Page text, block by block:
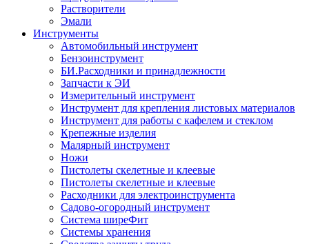
Растворители
Эмали
Инструменты
Автомобильный инструмент
Бензоинструмент
БИ.Расходники и принадлежности
Запчасти к ЭИ
Измерительный инструмент
Инструмент для крепления листовых материалов
Инструмент для работы с кафелем и стеклом
Крепежные изделия
Малярный инструмент
Ножи
Пистолеты скелетные и клеевые
Пистолеты скелетные и клеевые
Расходники для электроинструмента
Садово-огородный инструмент
Система ширеФит
Системы хранения